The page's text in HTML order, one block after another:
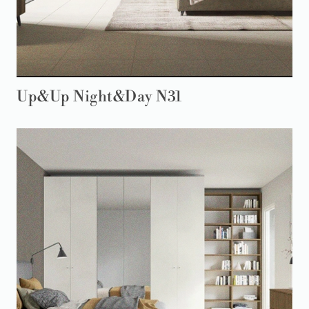
Up&Up Night&Day N31